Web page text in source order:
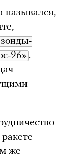
назывался,
зонды-
96» .
же